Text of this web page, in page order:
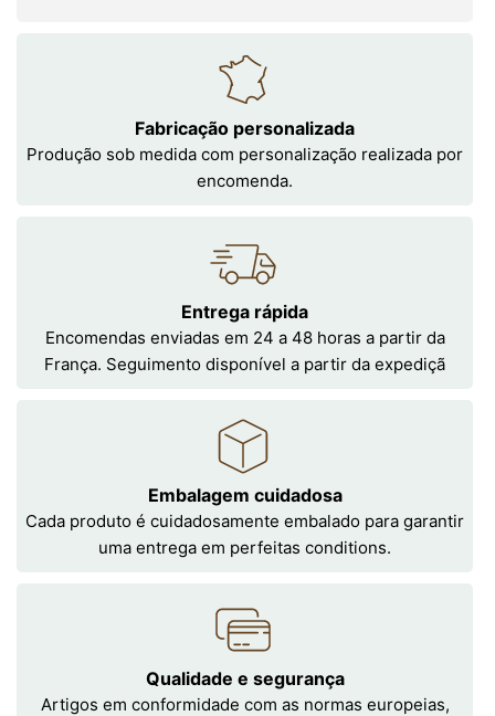
Fabricação personalizada
Produção sob medida com personalização realizada por
encomenda.
Entrega rápida
Encomendas enviadas em 24 a 48 horas a partir da
França. Seguimento disponível a partir da expediçã
Embalagem cuidadosa
Cada produto é cuidadosamente embalado para garantir
uma entrega em perfeitas conditions.
Qualidade e segurança
Artigos em conformidade com as normas europeias,